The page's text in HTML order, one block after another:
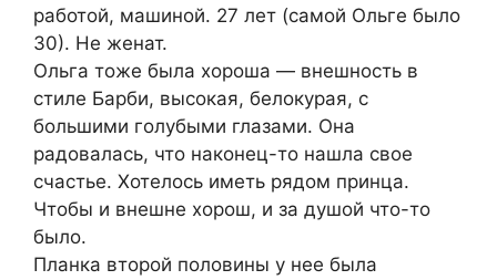
работой, машиной. 27 лет (самой Ольге было
30). Не женат.
Ольга тоже была хороша — внешность в
стиле Барби, высокая, белокурая, с
большими голубыми глазами. Она
радовалась, что наконец-то нашла свое
счастье. Хотелось иметь рядом принца.
Чтобы и внешне хорош, и за душой что-то
было.
Планка второй половины у нее была